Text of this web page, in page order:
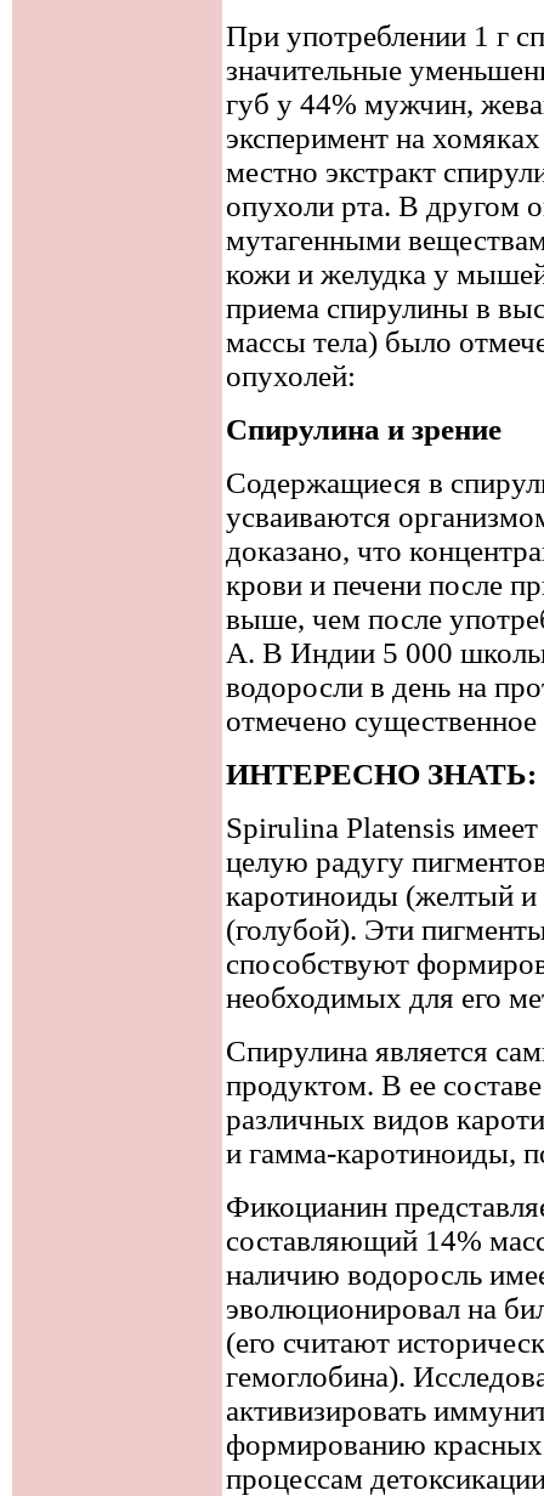
При употреблении 1 г
значительные
губ у 44% мужчин,
эксперимент на
местно экстракт
опухоли рта. В другом
мутагенными
кожи и желудка у
приема спирулины в
массы тела) было
опухолей:
Спирулина и зрение
Содержащиеся в
усваиваются
доказано, что
крови и печени после
выше, чем после
А. В Индии 5 000
водоросли в день на
отмечено
ИНТЕРЕСНО ЗНАТЬ:
Spirulina Platensis
целую радугу
каротиноиды (желтый
(голубой). Эти
способствуют
необходимых для его
Спирулина является
продуктом. В ее
различных видов
и гамма-каротиноиды,
Фикоцианин
составляющий 14%
наличию водоросль
эволюционировал на
(его считают
гемоглобина).
активизировать
формированию
процессам